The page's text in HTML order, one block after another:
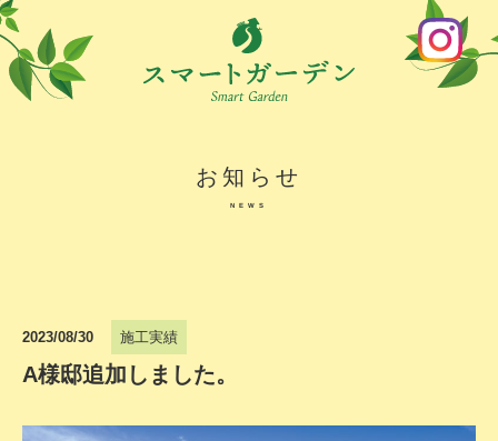
お知らせ
NEWS
2023/08/30 施工実績
A様邸追加しました。